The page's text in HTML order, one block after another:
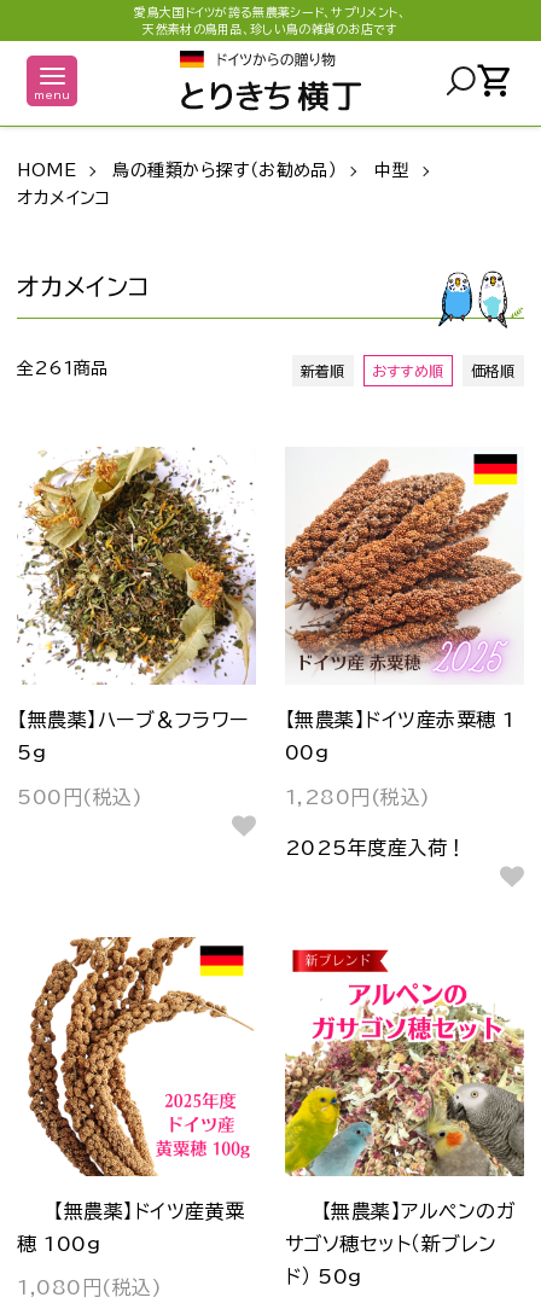
愛鳥大国ドイツが誇る無農薬シード、サプリメント、
天然素材の鳥用品、珍しい鳥の雑貨のお店です
menu shopping_cart
HOME 鳥の種類から探す（お勧め品）
中型
オカメインコ
オカメインコ
全261商品 新着順 おすすめ順 価格順
【無農薬】ハーブ＆フラワー
5g
500円(税込)
【無農薬】ドイツ産赤粟穂 1
00g
1,280円(税込)
2025年度産入荷！
【無農薬】ドイツ産黄粟
穂 100g
1,080円(税込)
【無農薬】アルペンのガ
サゴソ穂セット（新ブレン
ド） 50g